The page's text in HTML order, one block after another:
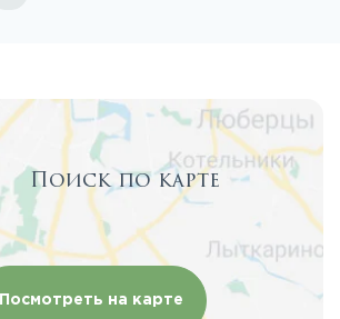
Поиск по карте
Посмотреть на карте